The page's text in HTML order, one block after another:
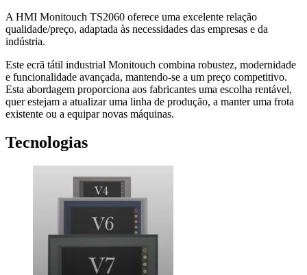
A HMI Monitouch TS2060 oferece uma excelente relação
qualidade/preço, adaptada às necessidades das empresas e da
indústria.
Este ecrã tátil industrial Monitouch combina robustez, modernidade
e funcionalidade avançada, mantendo-se a um preço competitivo.
Esta abordagem proporciona aos fabricantes uma escolha rentável,
quer estejam a atualizar uma linha de produção, a manter uma frota
existente ou a equipar novas máquinas.
Tecnologias